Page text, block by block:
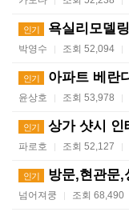
인기 욕실리모델
박영수 | 조회 52,094 |
인기 아파트 베란
윤상호 | 조회 53,978 |
인기 상가 샷시 인
파로호 | 조회 52,127 |
인기 방문,현관문,
넘어져쿵 | 조회 68,490